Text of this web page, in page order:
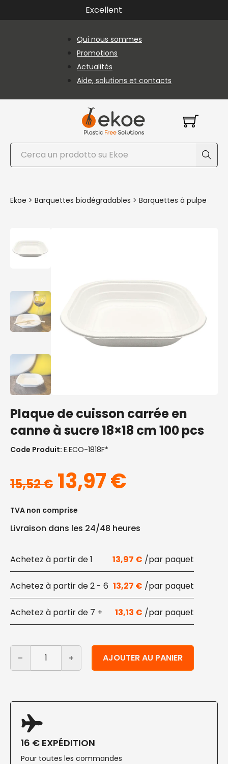
Passer au contenu principal
Passer au pied de page
Excellent
Qui nous sommes
Promotions
Actualités
Aide, solutions et contacts
Rechercher
Ekoe > Barquettes biodégradables > Barquettes à pulpe
Plaque de cuisson carrée en
canne à sucre 18×18 cm 100 pcs
Code Produit: E.ECO-1818F*
15,52€ Le prix initial
13,97€
TVA non comprise
Livraison dans les 24/48 heures
1 13,97 €
2 - 6 13,27 €
7 + 13,13 €
quantité de Plaque de cuisson carrée en canne à
AJOUTER AU PANIER
Alternative:
16 € EXPÉDITION
Pour toutes les commandes